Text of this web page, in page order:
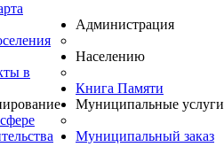
в
Администрация
Населению
Книга Памяти
Муниципальные услуги
Муниципальный заказ